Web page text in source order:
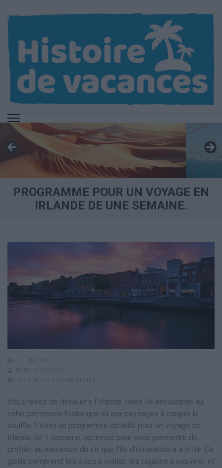
contenu
(Pressez
Entrée)
PROGRAMME POUR UN VOYAGE EN
IRLANDE DE UNE SEMAINE.
Vous rêvez de découvrir l’Irlande, cette île envoûtante au
riche patrimoine historique et aux paysages à couper le
souffle ? Voici un programme détaillé pour un voyage en
Irlande de 1 semaine, optimisé pour vous permettre de
profiter au maximum de ce que l’île d’émeraude a à offrir. Ce
guide comprend les sites à visiter, les régions à explorer, et